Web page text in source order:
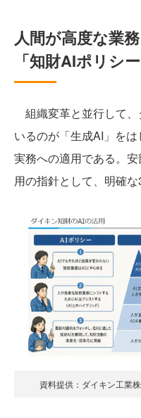
人間が高度な業
「知財AIポリシー
組織変革と並行して
いるのが「生成AI」を
実務への適用である。
用の指針として、明確な
資料提供：ダイキン工業